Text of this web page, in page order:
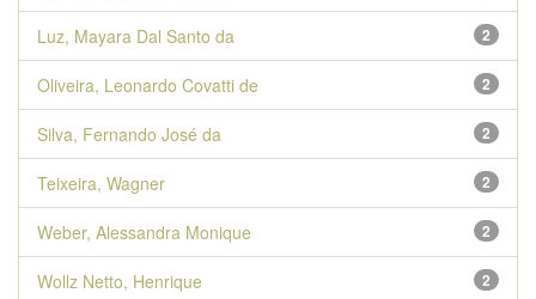
2
Luz, Mayara Dal Santo da
2
Oliveira, Leonardo Covatti de
2
Silva, Fernando José da
2
Teixeira, Wagner
2
Weber, Alessandra Monique
2
Wollz Netto, Henrique